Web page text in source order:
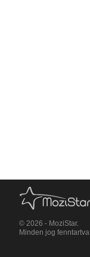
© 2026 - MoziStar.
Minden jog fenntartva